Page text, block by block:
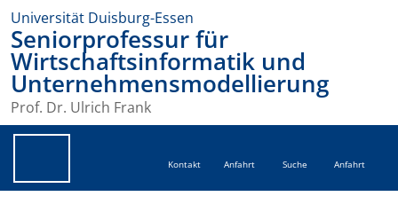
Universität Duisburg-Essen
Seniorprofessur für
Wirtschaftsinformatik und
Unternehmensmodellierung
Prof. Dr. Ulrich Frank
Kontakt Anfahrt Suche Anfahrt